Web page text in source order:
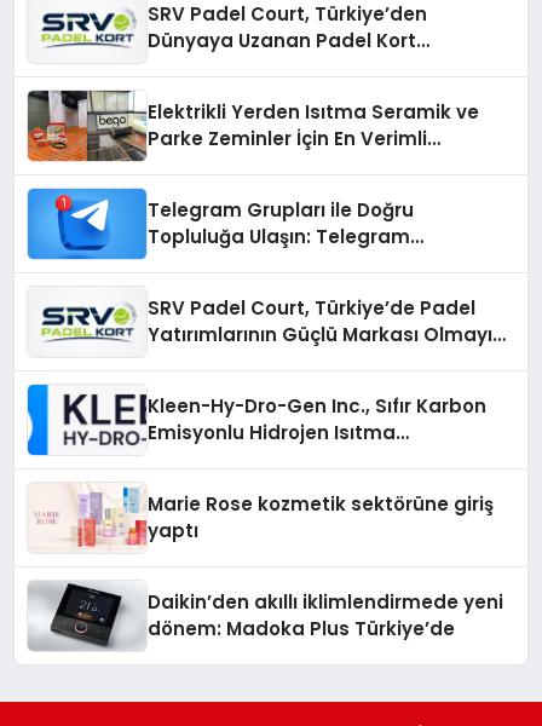
SRV Padel Court, Türkiye’den
Dünyaya Uzanan Padel Kort
Elektrikli Yerden Isıtma Seramik ve
Parke Zeminler İçin En Verimli
Telegram Grupları ile Doğru
Topluluğa Ulaşın: Telegram
SRV Padel Court, Türkiye’de Padel
Yatırımlarının Güçlü Markası Olmayı
Kleen-Hy-Dro-Gen Inc., Sıfır Karbon
Emisyonlu Hidrojen Isıtma
Marie Rose kozmetik sektörüne giriş
yaptı
Daikin’den akıllı iklimlendirmede yeni
dönem: Madoka Plus Türkiye’de